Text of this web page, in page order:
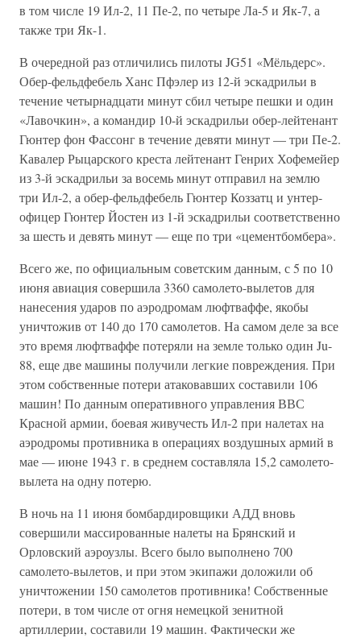
в том числе 19 Ил-2, 11 Пе-2, по четыре Ла-5 и Як-7, а
также три Як-1.
В очередной раз отличились пилоты JG51 «Мёльдерс».
Обер-фельдфебель Ханс Пфэлер из 12-й эскадрильи в
течение четырнадцати минут сбил четыре пешки и один
«Лавочкин», а командир 10-й эскадрильи обер-лейтенант
Гюнтер фон Фассонг в течение девяти минут — три Пе-2.
Кавалер Рыцарского креста лейтенант Генрих Хофемейер
из 3-й эскадрильи за восемь минут отправил на землю
три Ил-2, а обер-фельдфебель Гюнтер Коззатц и унтер-
офицер Гюнтер Йостен из 1-й эскадрильи соответственно
за шесть и девять минут — еще по три «цементбомбера».
Всего же, по официальным советским данным, с 5 по 10
июня авиация совершила 3360 самолето-вылетов для
нанесения ударов по аэродромам люфтваффе, якобы
уничтожив от 140 до 170 самолетов. На самом деле за все
это время люфтваффе потеряли на земле только один Ju-
88, еще две машины получили легкие повреждения. При
этом собственные потери атаковавших составили 106
машин! По данным оперативного управления ВВС
Красной армии, боевая живучесть Ил-2 при налетах на
аэродромы противника в операциях воздушных армий в
мае — июне 1943 г. в среднем составляла 15,2 самолето-
вылета на одну потерю.
В ночь на 11 июня бомбардировщики АДД вновь
совершили массированные налеты на Брянский и
Орловский аэроузлы. Всего было выполнено 700
самолето-вылетов, и при этом экипажи доложили об
уничтожении 150 самолетов противника! Собственные
потери, в том числе от огня немецкой зенитной
артиллерии, составили 19 машин. Фактически же